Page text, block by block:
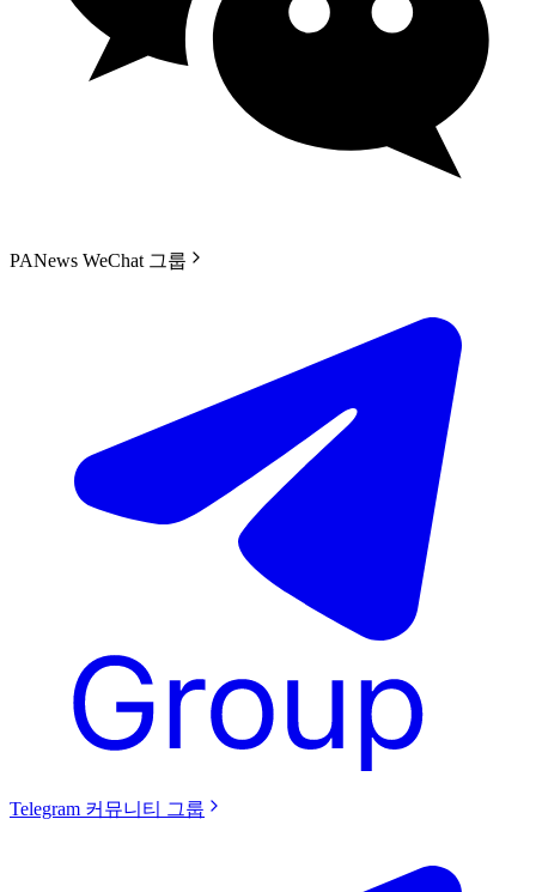
PANews WeChat 그룹
Telegram 커뮤니티 그룹